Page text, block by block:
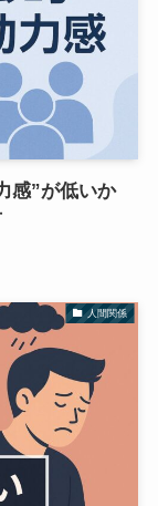
感”が低いか
人間関係